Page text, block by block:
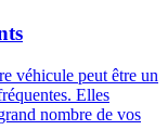
véhicule peut être un
Elles
nombre de vos